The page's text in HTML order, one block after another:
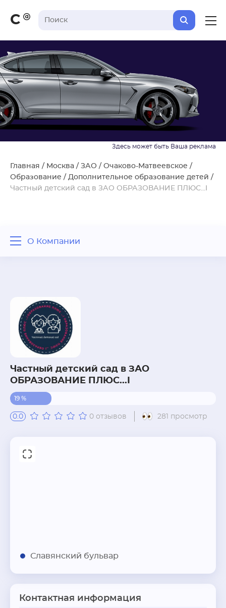
С
Главная / Москва / ЗАО / Очаково-Матвеевское /
Образование / Дополнительное образование детей /
Частный детский сад в ЗАО ОБРАЗОВАНИЕ ПЛЮС...I
О Компании
Похожие рядом
Частный детский сад в ЗАО
ОБРАЗОВАНИЕ ПЛЮС...I
19 %
0.0 0 отзывов 281 просмотр
Славянский бульвар
Контактная информация